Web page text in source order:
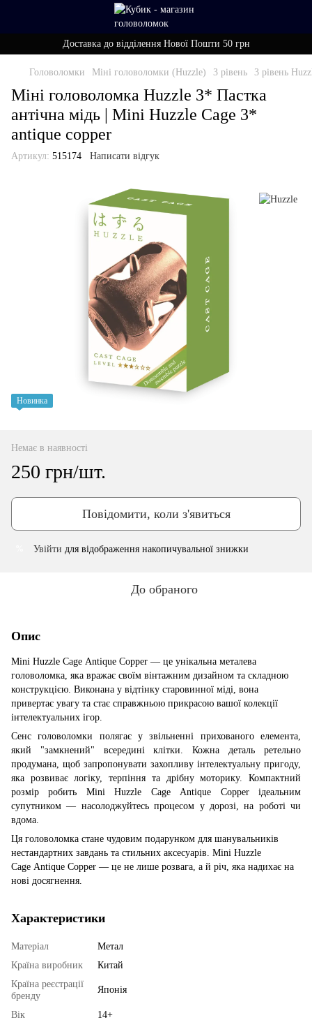
Доставка до відділення Нової Пошти 50 грн
Головоломки Міні головоломки (Huzzle) 3 рівень 3 рівень
Міні головоломка Huzzle 3* Пастка
антічна мідь | Mini Huzzle Cage 3*
antique copper
Артикул: 515174 Написати відгук
Новинка
Немає в наявності
250 грн/шт.
Повідомити, коли з'явиться
Увійти для відображення накопичувальної знижки
До обраного
Опис
Mini Huzzle Cage Antique Copper — це унікальна металева
головоломка, яка вражає своїм вінтажним дизайном та складною
конструкцією. Виконана у відтінку старовинної міді, вона
привертає увагу та стає справжньою прикрасою вашої колекції
інтелектуальних ігор.
Сенс головоломки полягає у звільненні прихованого елемента,
який "замкнений" всередині клітки. Кожна деталь ретельно
продумана, щоб запропонувати захопливу інтелектуальну пригоду,
яка розвиває логіку, терпіння та дрібну моторику. Компактний
розмір робить Mini Huzzle Cage Antique Copper ідеальним
супутником — насолоджуйтесь процесом у дорозі, на роботі чи
вдома.
Ця головоломка стане чудовим подарунком для шанувальників
нестандартних завдань та стильних аксесуарів. Mini Huzzle
Cage Antique Copper — це не лише розвага, а й річ, яка надихає на
нові досягнення.
Характеристики
Матеріал
Метал
Країна виробник
Китай
Країна реєстрації
бренду
Японія
Вік
14+